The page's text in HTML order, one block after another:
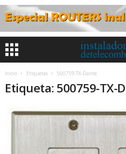
Inicio Etiquetas 500759-TX-Dante
Etiqueta: 500759-TX-